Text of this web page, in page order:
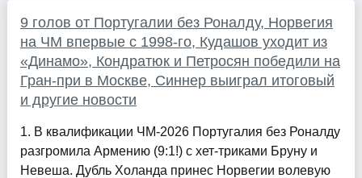
9 голов от Португалии без Роналду, Норвегия
на ЧМ впервые с 1998-го, Кудашов уходит из
«Динамо», Кондратюк и Петросян победили на
Гран-при в Москве, Синнер выиграл итоговый
и другие новости
1. В квалификации ЧМ-2026 Португалия без Роналду
разгромила Армению (9:1!) с хет-триками Бруну и
Невеша. Дубль Холанда принес Норвегии волевую